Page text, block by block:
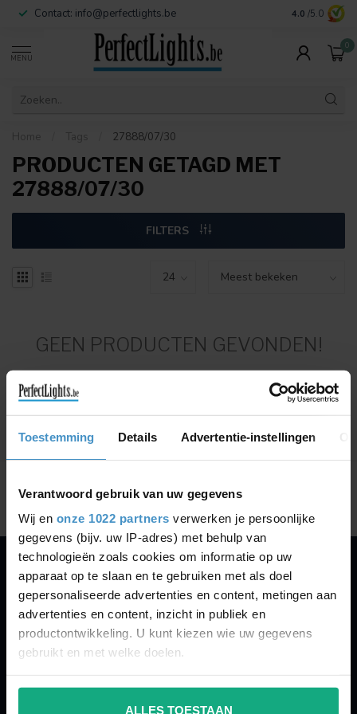
Toestemming Details Advertentie-instellingen
Verantwoord gebruik van uw gegevens
Wij en onze 1022 partners verwerken je persoonlijke
gegevens (bijv. uw IP-adres) met behulp van
technologieën zoals cookies om informatie op uw
apparaat op te slaan en te gebruiken met als doel
gepersonaliseerde advertenties en content, metingen aan
advertenties en content, inzicht in publiek en
productontwikkeling. U kunt kiezen wie uw gegevens
gebruikt en met welke doelen.
Als u het toestaat, willen we ook graag:
ALLES TOESTAAN
Contact: info@perfectlights.be 4.0 /5.0
MENU
0
Home Tags 27888/07/30
PRODUCTEN GETAGD MET
27888/07/30
FILTERS
GEEN PRODUCTEN GEVONDEN!
Toon1-0van 0
PERFECTLIGHTS
Gegevens:
Kruisbeeldsraat 72
9220 Hamme